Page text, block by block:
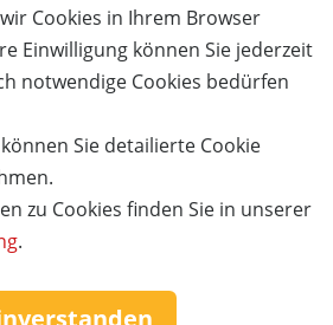
Cookies in Ihrem Browser
Einwilligung können Sie jederzeit
notwendige Cookies bedürfen
Sie detailierte Cookie
zu Cookies finden Sie in unserer
.